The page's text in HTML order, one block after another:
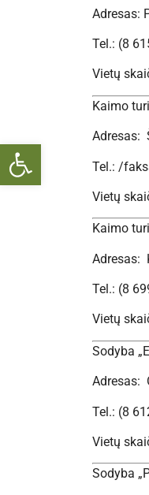
Open toolbar
Adresas:
Tel.: (8
Vietų
Kaimo
Adresas:
Tel.: /
Vietų
Kaimo
Adresas:
Tel.: (8
Vietų
Sodyba
Adresas:
Tel.: (8
Vietų
Sodyba